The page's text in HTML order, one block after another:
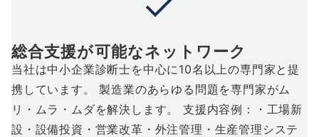
総合支援が可能なネットワーク
当社は中小企業診断士を中心に10名以上の専門家と提
携しています。 製造業のあらゆる問題を専門家がム
リ・ムラ・ムダを解決します。 支援内容例：・工場新
設・設備投資・営業改革・外注管理・生産管理システ